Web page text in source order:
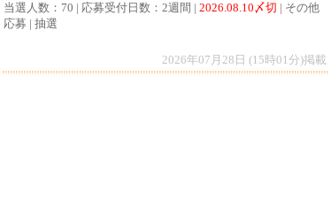
当選人数：70 | 応募受付日数：2週間 | 2026.08.10〆切 | その他
応募 | 抽選
2026年07月28日 (15時01分)掲載